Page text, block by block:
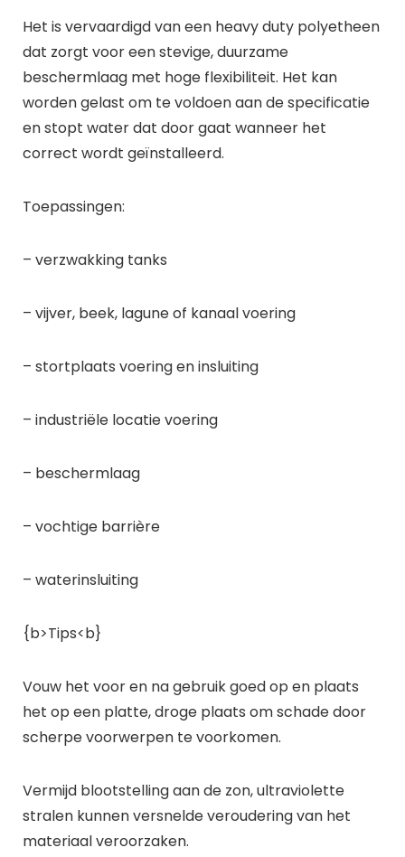
Het is vervaardigd van een heavy duty polyetheen
dat zorgt voor een stevige, duurzame
beschermlaag met hoge flexibiliteit. Het kan
worden gelast om te voldoen aan de specificatie
en stopt water dat door gaat wanneer het
correct wordt geïnstalleerd.
Toepassingen:
– verzwakking tanks
– vijver, beek, lagune of kanaal voering
– stortplaats voering en insluiting
– industriële locatie voering
– beschermlaag
– vochtige barrière
– waterinsluiting
{b>Tips<b}
Vouw het voor en na gebruik goed op en plaats
het op een platte, droge plaats om schade door
scherpe voorwerpen te voorkomen.
Vermijd blootstelling aan de zon, ultraviolette
stralen kunnen versnelde veroudering van het
materiaal veroorzaken.